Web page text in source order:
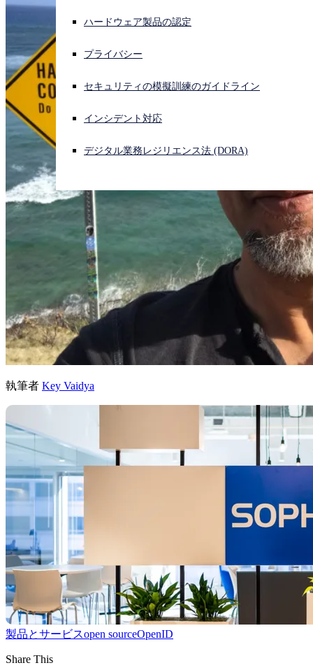
サイバー攻撃を受けている場合、連絡先はこちら
サインイン
Open search
日本語 Open language switcher
ハードウェア製品の認定
プライバシー
セキュリティの模擬訓練のガイドライン
インシデント対応
デジタル業務レジリエンス法 (DORA)
執筆者 Key Vaidya
製品とサービスopen sourceOpenID
Share This